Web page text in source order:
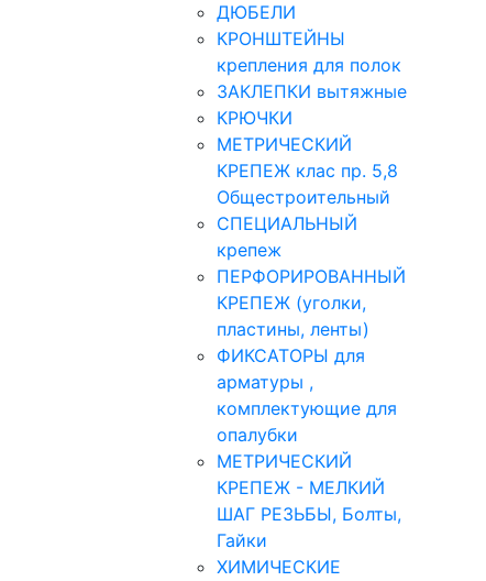
ДЮБЕЛИ
КРОНШТЕЙНЫ
крепления для полок
ЗАКЛЕПКИ вытяжные
КРЮЧКИ
МЕТРИЧЕСКИЙ
КРЕПЕЖ клас пр. 5,8
Общестроительный
СПЕЦИАЛЬНЫЙ
крепеж
ПЕРФОРИРОВАННЫЙ
КРЕПЕЖ (уголки,
пластины, ленты)
ФИКСАТОРЫ для
арматуры ,
комплектующие для
опалубки
МЕТРИЧЕСКИЙ
КРЕПЕЖ - МЕЛКИЙ
ШАГ РЕЗЬБЫ, Болты,
Гайки
ХИМИЧЕСКИЕ